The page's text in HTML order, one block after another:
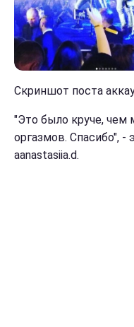
Скриншот поста
"Это было круче, чем
оргазмов. Спасибо",
aanastasiia.d.